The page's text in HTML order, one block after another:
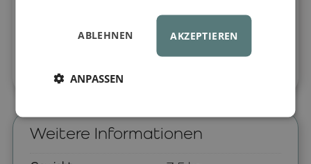
Pikler-Dreieck
klappbar und spart Platz, wenn es gerade
Weitere Informationen
AKZEPTIEREN
ABLEHNEN
ANPASSEN